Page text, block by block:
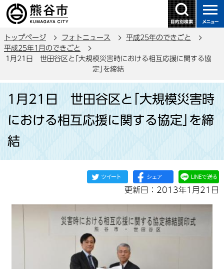
の
ー
ジ
先
トップページ フォトニュース
平成25年のできごと
平成25年1月のできごと
1月21日 世田谷区と｢大規模災害時における相互応援に関する協
定｣を締結
1月21日 世田谷区と｢大規模災害時
における相互応援に関する協定｣を締
結
更新日：2013年1月21日